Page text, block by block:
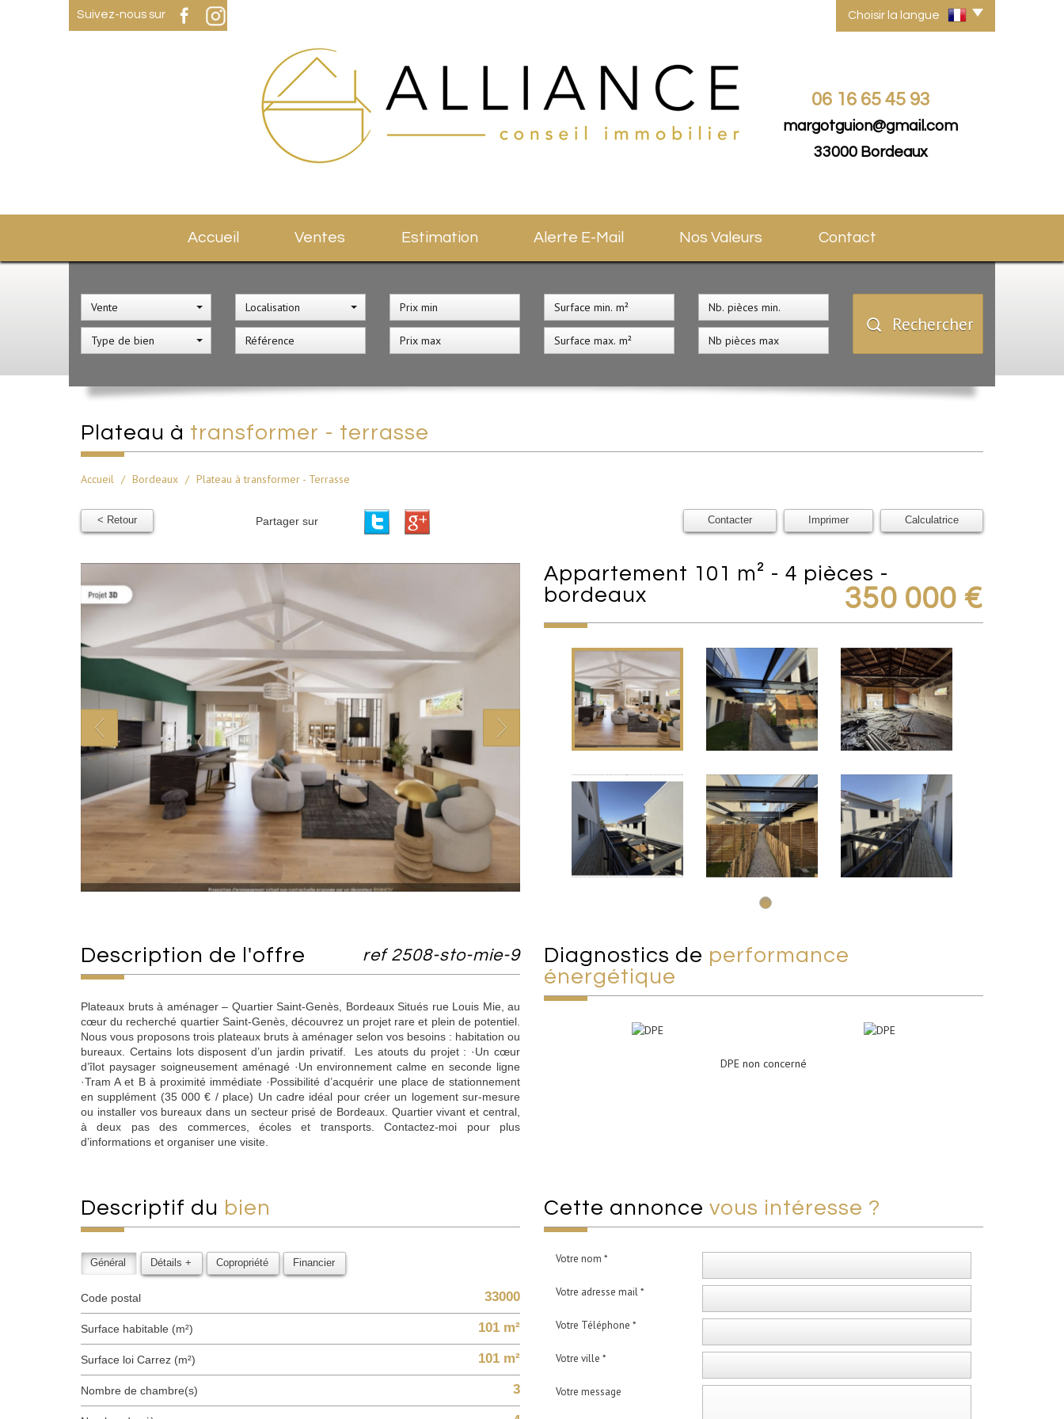
Suivez-nous sur Choisir la langue
06 16 65 45 93
margotguion@gmail.com
33000 Bordeaux
Accueil Ventes Estimation Alerte E-Mail Nos Valeurs Contact
Vente
Type de bien
Localisation
Rechercher
plateau à transformer - terrasse
Accueil Bordeaux Plateau à transformer - Terrasse
< Retour Partager sur Contacter Imprimer Calculatrice
appartement 101 m² - 4 pièces -
bordeaux
350 000 €
description de l'offre ref 2508-sto-mie-9
Plateaux bruts à aménager – Quartier Saint-Genès, Bordeaux Situés rue Louis Mie, au
cœur du recherché quartier Saint-Genès, découvrez un projet rare et plein de potentiel.
Nous vous proposons trois plateaux bruts à aménager selon vos besoins : habitation ou
bureaux. Certains lots disposent d’un jardin privatif. Les atouts du projet : ·Un cœur
d’îlot paysager soigneusement aménagé ·Un environnement calme en seconde ligne
·Tram A et B à proximité immédiate ·Possibilité d’acquérir une place de stationnement
en supplément (35 000 € / place) Un cadre idéal pour créer un logement sur-mesure
ou installer vos bureaux dans un secteur prisé de Bordeaux. Quartier vivant et central,
à deux pas des commerces, écoles et transports. Contactez-moi pour plus
d’informations et organiser une visite.
diagnostics de performance
énergétique
DPE non concerné
descriptif du bien
Général Détails + Copropriété Financier
Code postal 33000
Surface habitable (m²) 101 m²
Surface loi Carrez (m²) 101 m²
Nombre de chambre(s) 3
cette annonce vous intéresse ?
Votre nom *
Votre adresse mail *
Votre Téléphone *
Votre ville *
Votre message